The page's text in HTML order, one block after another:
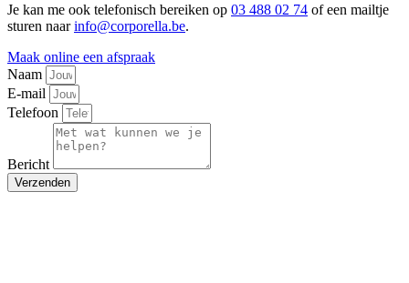
Je kan me ook telefonisch bereiken op 03 488 02 74 of een mailtje
sturen naarinfo@corporella.be.
Maak online een afspraak
Naam
E-mail
Telefoon
Bericht
Verzenden